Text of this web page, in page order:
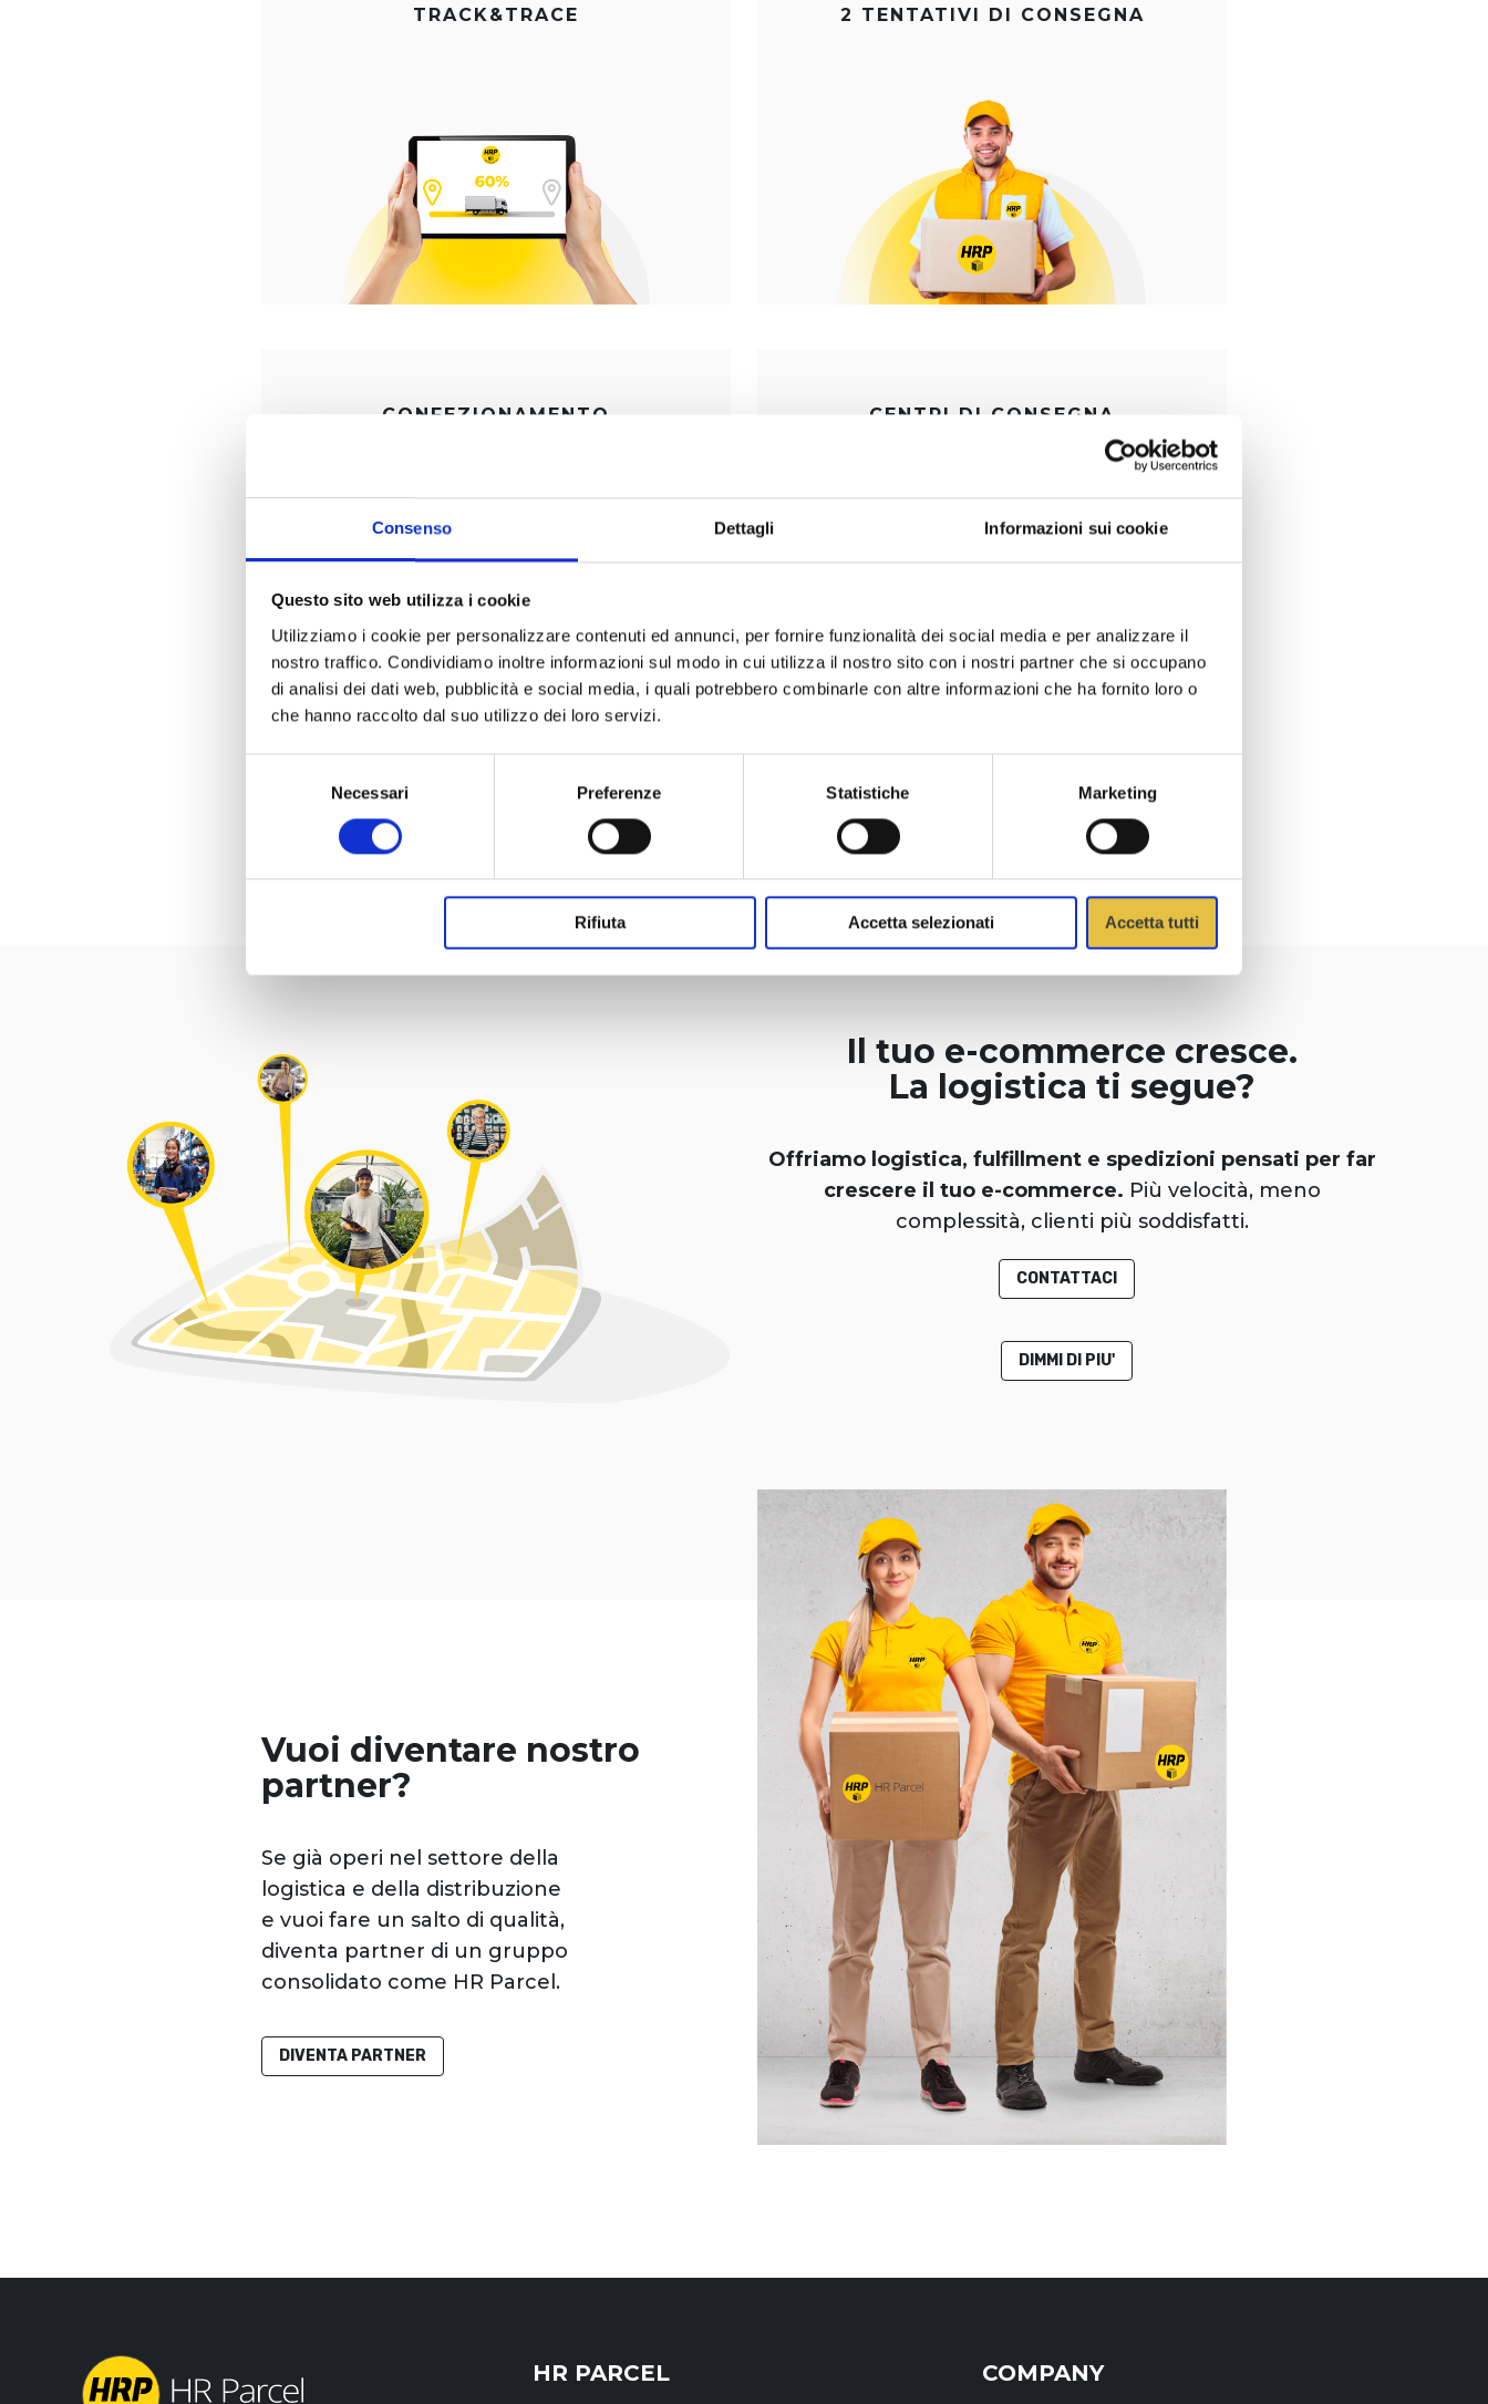
Consenso Dettagli Informazioni sui cookie
Questo sito web utilizza i cookie
Utilizziamo i cookie per personalizzare contenuti ed annunci, per fornire funzionalità dei social media e per analizzare il
nostro traffico. Condividiamo inoltre informazioni sul modo in cui utilizza il nostro sito con i nostri partner che si occupano
di analisi dei dati web, pubblicità e social media, i quali potrebbero combinarle con altre informazioni che ha fornito loro o
che hanno raccolto dal suo utilizzo dei loro servizi.
Necessari Preferenze Statistiche Marketing
Rifiuta Accetta selezionati Accetta tutti
TRACK&TRACE 2 TENTATIVI DI CONSEGNA
CONFEZIONAMENTO
CENTRI DI CONSEGNA
VAI ALLA PAGINA SERVIZI
Il tuo e-commerce cresce.
La logistica ti segue?
Offriamo logistica, fulfillment e spedizioni pensati per far
crescere il tuo e-commerce. Più velocità, meno
complessità, clienti più soddisfatti.
CONTATTACI
DIMMI DI PIU'
Vuoi diventare nostro
partner?
Se già operi nel settore della
logistica e della distribuzione
e vuoi fare un salto di qualità,
diventa partner di un gruppo
consolidato come HR Parcel.
DIVENTA PARTNER
HR PARCEL COMPANY